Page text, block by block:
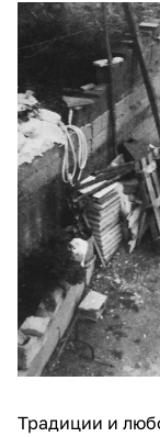
Традиции и